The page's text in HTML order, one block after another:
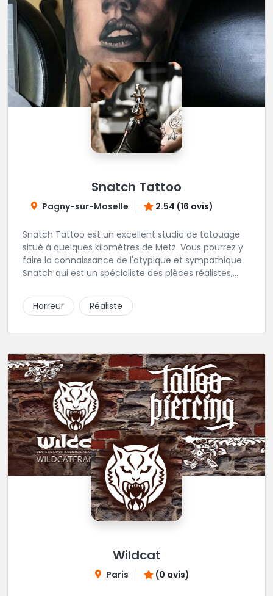
Snatch Tattoo
Pagny-sur-Moselle 2.54 (16 avis)
Snatch Tattoo est un excellent studio de tatouage
situé à quelques kilomètres de Metz. Vous pourrez y
faire la connaissance de l'atypique et sympathique
Snatch qui est un spécialiste des pièces réalistes,
Horreur
Réaliste
Wildcat
Paris (0 avis)